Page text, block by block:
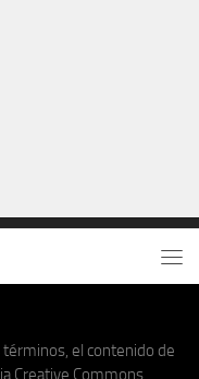
el contenido de
Creative Commons.